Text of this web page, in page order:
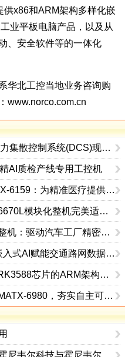
供x86和ARM架构多样化嵌
业平板电脑产品，以及从
、安全软件等的一体化
北工控当地业务咨询购
www.norco.com.cn
华北工控PPC-3312QN：能源电力集散控制系统(DCS)现场控制界面的理想选择
AI质检产线专用工控机
华北工控高负载嵌入式AI主板ATX-6159：为精准医疗提供硬驱力
小体积，大能量：华北工控BIS-6670L模块化整机完美适配边缘AI场景
华北工控工业机器人专用工业AI整机：驱动汽车工厂精密焊接作业
华北工控BIS-6390ARA-C50：嵌入式AI赋能交通路网数据可视化
华北工控PPC-3156QAR：搭载RK3588芯片的ARM架构工业级AI平板电脑
AI时代的国产化大势：华北工控MATX-6980，夯实自主可控算力底座